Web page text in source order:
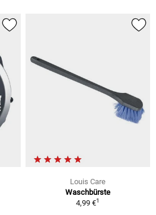
Louis Care
Waschbürste
4,99 €1